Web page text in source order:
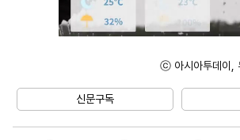
ⓒ 아시아투데이,
신문구독